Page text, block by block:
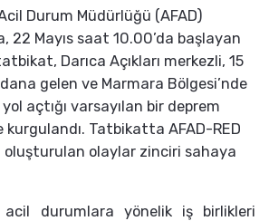
Durum Müdürlüğü (AFAD)
22 Mayıs saat 10.00’da başlayan
Darıca Açıkları merkezli, 15
gelen ve Marmara Bölgesi’nde
yol açtığı varsayılan bir deprem
kurgulandı. Tatbikatta AFAD-RED
oluşturulan olaylar zinciri sahaya
durumlara yönelik iş birlikleri